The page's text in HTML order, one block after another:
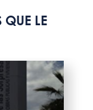
LE